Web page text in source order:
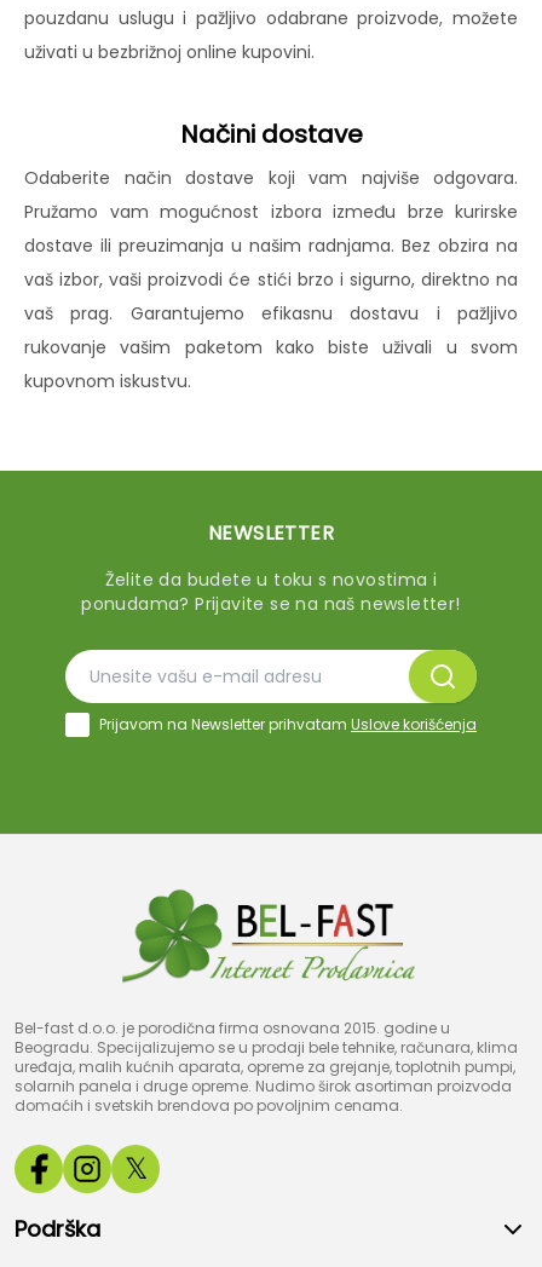
pouzdanu uslugu i pažljivo odabrane proizvode, možete
uživati u bezbrižnoj online kupovini.
Načini dostave
Odaberite način dostave koji vam najviše odgovara.
Pružamo vam mogućnost izbora između brze kurirske
dostave ili preuzimanja u našim radnjama. Bez obzira na
vaš izbor, vaši proizvodi će stići brzo i sigurno, direktno na
vaš prag. Garantujemo efikasnu dostavu i pažljivo
rukovanje vašim paketom kako biste uživali u svom
kupovnom iskustvu.
NEWSLETTER
Želite da budete u toku s novostima i
ponudama? Prijavite se na naš newsletter!
Prijavom na Newsletter prihvatam Uslove korišćenja
Bel-fast d.o.o. je porodična firma osnovana 2015. godine u
Beogradu. Specijalizujemo se u prodaji bele tehnike, računara, klima
uređaja, malih kućnih aparata, opreme za grejanje, toplotnih pumpi,
solarnih panela i druge opreme. Nudimo širok asortiman proizvoda
domaćih i svetskih brendova po povoljnim cenama.
𝕏
Podrška